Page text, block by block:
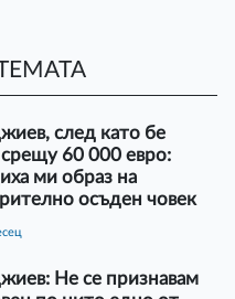
след като бе
срещу 60 000 евро:
ми образ на
осъден човек
Не се признавам